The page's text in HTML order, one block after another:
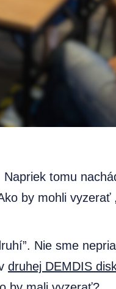
tomu
by mohli vyzerať
Nie sme
druhej DEMDIS